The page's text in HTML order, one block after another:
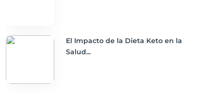
El Impacto de la Dieta Keto en la
Salud...